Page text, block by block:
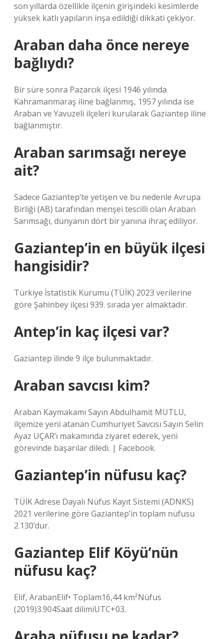
son yıllarda özellikle ilçenin girişindeki kesimlerde
yüksek katlı yapıların inşa edildiği dikkati çekiyor.
Araban daha önce nereye
bağlıydı?
Bir süre sonra Pazarcık ilçesi 1946 yılında
Kahramanmaraş iline bağlanmış, 1957 yılında ise
Araban ve Yavuzeli ilçeleri kurularak Gaziantep iline
bağlanmıştır.
Araban sarımsağı nereye
ait?
Sadece Gaziantep’te yetişen ve bu nedenle Avrupa
Birliği (AB) tarafından menşei tescilli olan Araban
Sarımsağı, dünyanın dört bir yanına ihraç ediliyor.
Gaziantep’in en büyük ilçesi
hangisidir?
Türkiye İstatistik Kurumu (TÜİK) 2023 verilerine
göre Şahinbey ilçesi 939. sırada yer almaktadır.
Antep’in kaç ilçesi var?
Gaziantep ilinde 9 ilçe bulunmaktadır.
Araban savcısı kim?
Araban Kaymakamı Sayın Abdulhamit MUTLU,
ilçemize yeni atanan Cumhuriyet Savcısı Sayın Selin
Ayaz UÇAR’ı makamında ziyaret ederek, yeni
görevinde başarılar diledi. | Facebook.
Gaziantep’in nüfusu kaç?
TÜİK Adrese Dayalı Nüfus Kayıt Sistemi (ADNKS)
2021 verilerine göre Gaziantep’in toplam nüfusu
2.130’dur.
Gaziantep Elif Köyü’nün
nüfusu kaç?
Elif, ArabanElif• Toplam16,44 km²Nüfus
(2019)3.904Saat dilimiUTC+03.